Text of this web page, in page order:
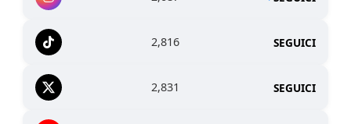
2,816 SEGUICI
2,831 SEGUICI